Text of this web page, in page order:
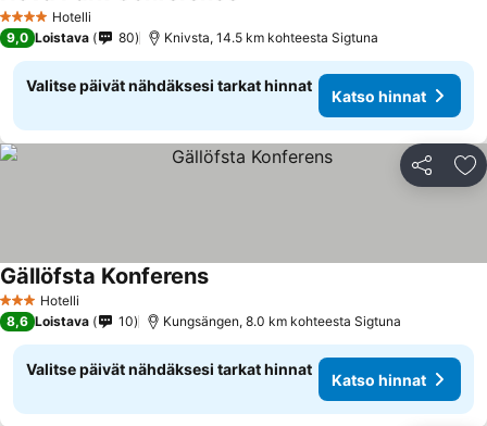
4 Tähtiluokitus
Hotelli
9,0 Loistava 80 Knivsta, 14.5 km kohteesta Sigtuna
Valitse päivät nähdäksesi tarkat hinnat
Katso hinnat
Jaa
3 Tähtiluokitus
Hotelli
Gällöfsta Konferens
8,6 Loistava 10 Kungsängen, 8.0 km kohteesta Sigtuna
Valitse päivät nähdäksesi tarkat hinnat
Katso hinnat